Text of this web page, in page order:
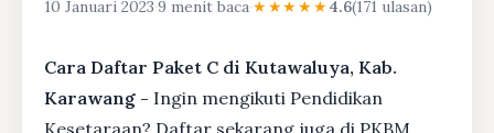
10 Januari 2023·9 menit baca·★★★★★4.6(171 ulasan)
Cara Daftar Paket C di Kutawaluya, Kab.
Karawang - Ingin mengikuti Pendidikan
Kesetaraan? Daftar sekarang juga di PKBM